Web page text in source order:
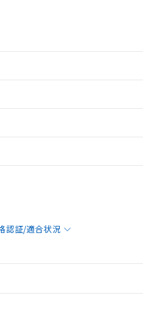
認証/適合状況